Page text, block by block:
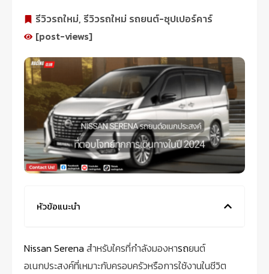
รีวิวรถใหม่, รีวิวรถใหม่ รถยนต์-ซุปเปอร์คาร์
[post-views]
หัวข้อแนะนำ
Nissan Serena สำหรับใครที่กำลังมองหารถยนต์
อเนกประสงค์ที่เหมาะกับครอบครัวหรือการใช้งานในชีวิต